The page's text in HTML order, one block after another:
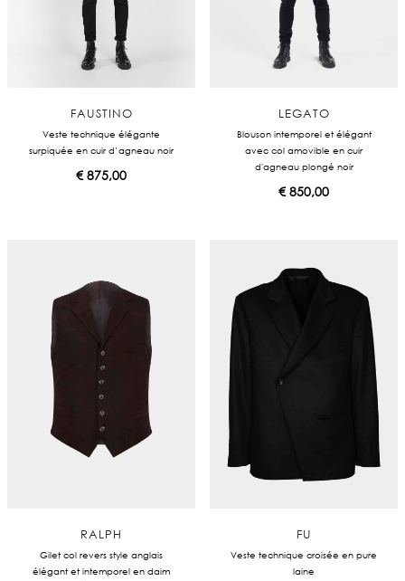
FAUSTINO
Veste technique élégante
surpiquée en cuir d’agneau noir
€875,00
LEGATO
Blouson intemporel et élégant
avec col amovible en cuir
d'agneau plongé noir
€850,00
RALPH
Gilet col revers style anglais
élégant et intemporel en daim
FU
Veste technique croisée en pure
laine